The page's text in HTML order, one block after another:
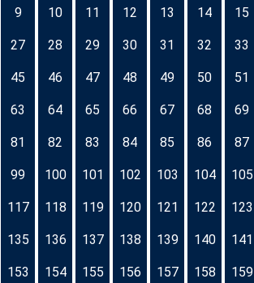
9 10 11 12 13 14 15
27 28 29 30 31 32 33
45 46 47 48 49 50 51
63 64 65 66 67 68 69
81 82 83 84 85 86 87
99 100 101 102 103 104 105
117 118 119 120 121 122 123
135 136 137 138 139 140 141
153 154 155 156 157 158 159